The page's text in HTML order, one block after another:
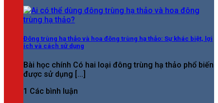
Đông trùng hạ thảo và hoa đông trùng hạ thảo: Sự khác biệt, lợi
ích và cách sử dụng
Bài học chính Có hai loại đông trùng hạ thảo phổ biến
được sử dụng [...]
1 Các bình luận